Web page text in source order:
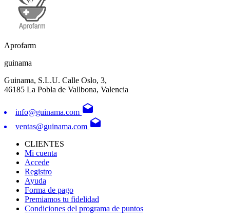
Aprofarm
guinama
Guinama, S.L.U. Calle Oslo, 3,
46185 La Pobla de Vallbona, Valencia
info@guinama.com drafts
ventas@guinama.com drafts
CLIENTES
Mi cuenta
Accede
Registro
Ayuda
Forma de pago
Premiamos tu fidelidad
Condiciones del programa de puntos